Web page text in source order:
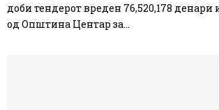
доби тендерот вреден 76,520,178 денари
од Општина Центар за...